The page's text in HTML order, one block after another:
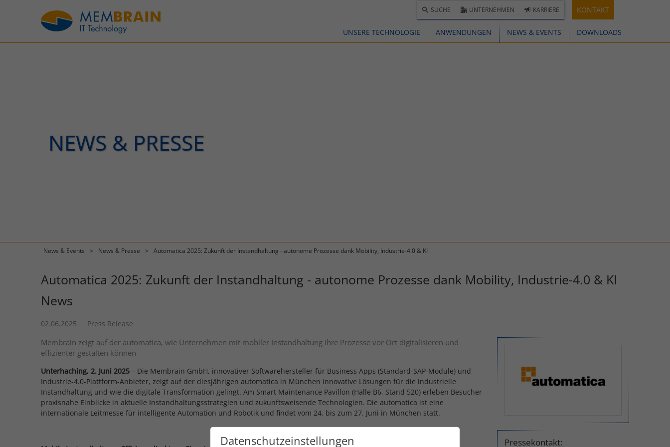
SUCHE UNTERNEHMEN KARRIERE KONTAKT
UNSERE TECHNOLOGIE ANWENDUNGEN NEWS & EVENTS DOWNLOADS
NEWS & PRESSE
News & Events News & Presse Automatica 2025: Zukunft der Instandhaltung - autonome Prozesse dank Mobility, Industrie-4.0 & KI
Automatica 2025: Zukunft der Instandhaltung - autonome Prozesse dank Mobility, Industrie-4.0 & KI
News
02.06.2025 Press Release
Membrain zeigt auf der automatica, wie Unternehmen mit mobiler Instandhaltung ihre Prozesse vor Ort digitalisieren und
effizienter gestalten können
Unterhaching, 2. Juni 2025 – Die Membrain GmbH, innovativer Softwarehersteller für Business Apps (Standard-SAP-Module) und
Industrie-4.0-Plattform-Anbieter, zeigt auf der diesjährigen automatica in München innovative Lösungen für die industrielle
Instandhaltung und wie die digitale Transformation gelingt. Am Smart Maintenance Pavillon (Halle B6, Stand 520) erleben Besucher
praxisnahe Einblicke in aktuelle Instandhaltungsstrategien und zukunftsweisende Technologien. Die automatica ist eine
internationale Leitmesse für intelligente Automation und Robotik und findet vom 24. bis zum 27. Juni in München statt.
Pressekontakt:
Datenschutzeinstellungen